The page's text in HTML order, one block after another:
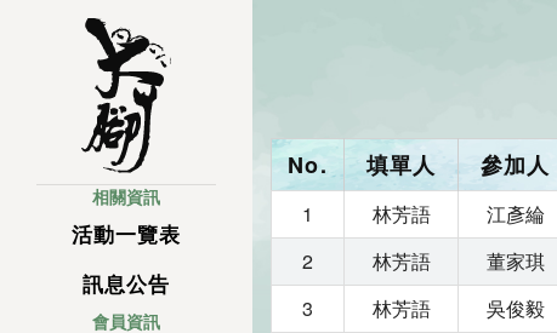
相關資訊
活動一覽表
訊息公告
會員資訊
No. 填單人 參加人
1 林芳語 江彥綸
2
林芳語 董家琪
3
林芳語 吳俊毅